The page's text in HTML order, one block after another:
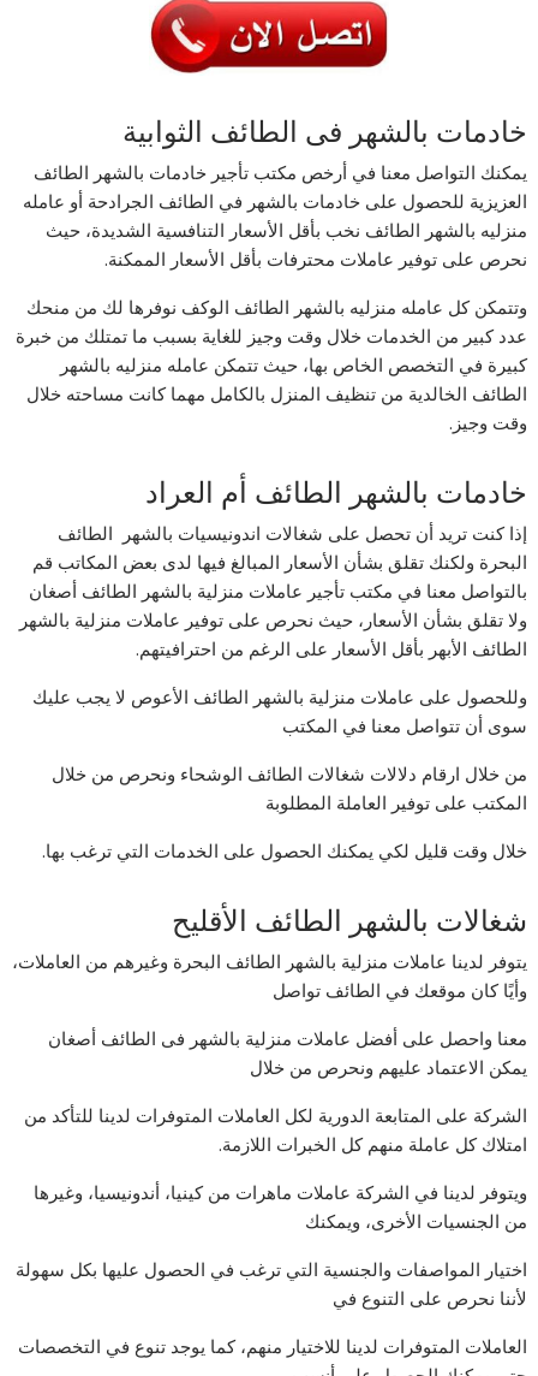
خادمات بالشهر فى الطائف الثوابية
يمكنك التواصل معنا في أرخص مكتب تأجير خادمات بالشهر الطائف
العزيزية للحصول على خادمات بالشهر في الطائف الجرادحة أو عامله
منزليه بالشهر الطائف نخب بأقل الأسعار التنافسية الشديدة، حيث
نحرص على توفير عاملات محترفات بأقل الأسعار الممكنة.
وتتمكن كل عامله منزليه بالشهر الطائف الوكف نوفرها لك من منحك
عدد كبير من الخدمات خلال وقت وجيز للغاية بسبب ما تمتلك من خبرة
كبيرة في التخصص الخاص بها، حيث تتمكن عامله منزليه بالشهر
الطائف الخالدية من تنظيف المنزل بالكامل مهما كانت مساحته خلال
وقت وجيز.
خادمات بالشهر الطائف أم العراد
إذا كنت تريد أن تحصل على شغالات اندونيسيات بالشهر الطائف
البحرة ولكنك تقلق بشأن الأسعار المبالغ فيها لدى بعض المكاتب قم
بالتواصل معنا في مكتب تأجير عاملات منزلية بالشهر الطائف أصغان
ولا تقلق بشأن الأسعار، حيث نحرص على توفير عاملات منزلية بالشهر
الطائف الأبهر بأقل الأسعار على الرغم من احترافيتهم.
وللحصول على عاملات منزلية بالشهر الطائف الأعوص لا يجب عليك
سوى أن تتواصل معنا في المكتب
من خلال ارقام دلالات شغالات الطائف الوشحاء ونحرص من خلال
المكتب على توفير العاملة المطلوبة
خلال وقت قليل لكي يمكنك الحصول على الخدمات التي ترغب بها.
شغالات بالشهر الطائف الأقليح
يتوفر لدينا عاملات منزلية بالشهر الطائف البحرة وغيرهم من العاملات،
وأيًا كان موقعك في الطائف تواصل
معنا واحصل على أفضل عاملات منزلية بالشهر فى الطائف أصغان
يمكن الاعتماد عليهم ونحرص من خلال
الشركة على المتابعة الدورية لكل العاملات المتوفرات لدينا للتأكد من
امتلاك كل عاملة منهم كل الخبرات اللازمة.
ويتوفر لدينا في الشركة عاملات ماهرات من كينيا، أندونيسيا، وغيرها
من الجنسيات الأخرى، ويمكنك
اختيار المواصفات والجنسية التي ترغب في الحصول عليها بكل سهولة
لأننا نحرص على التنوع في
العاملات المتوفرات لدينا للاختيار منهم، كما يوجد تنوع في التخصصات